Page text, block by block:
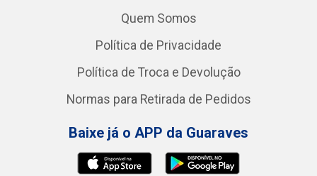
Quem Somos
Política de Privacidade
Política de Troca e Devolução
Normas para Retirada de Pedidos
Baixe já o APP da Guaraves